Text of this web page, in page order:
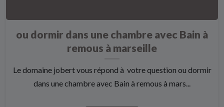
ou dormir dans une chambre avec Bain à
remous à marseille
Le domaine jobert vous répond à votre question ou dormir
dans une chambre avec Bain à remous à mars...